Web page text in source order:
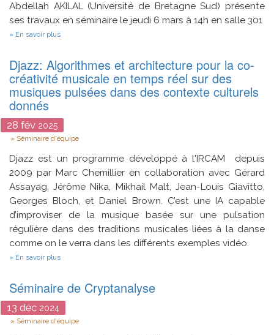
Abdellah AKILAL (Université de Bretagne Sud) présente
ses travaux en séminaire le jeudi 6 mars à 14h en salle 301
En savoir plus
and
Classical
Message
Authentication
Code
Djazz: Algorithmes et architecture pour la co-
créativité musicale en temps réel sur des
musiques pulsées dans des contexte culturels
donnés
28 fév 2025
Type
Séminaire d'équipe
Djazz est un programme développé à l'IRCAM depuis
2009 par Marc Chemillier en collaboration avec Gérard
Assayag, Jérôme Nika, Mikhail Malt, Jean-Louis Giavitto,
Georges Bloch, et Daniel Brown. C’est une IA capable
d’improviser de la musique basée sur une pulsation
régulière dans des traditions musicales liées à la danse
comme on le verra dans les différents exemples vidéo.
En savoir plus
et
architecture
la
co-
Séminaire de Cryptanalyse
13 déc 2024
Type
Séminaire d'équipe